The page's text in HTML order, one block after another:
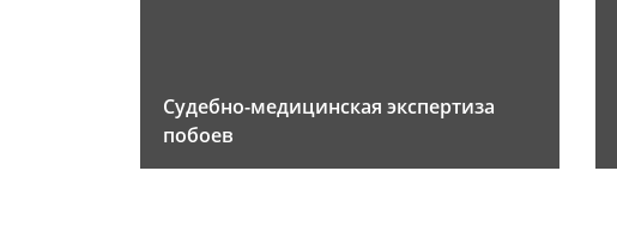
Судебно-медицинская экспертиза
побоев